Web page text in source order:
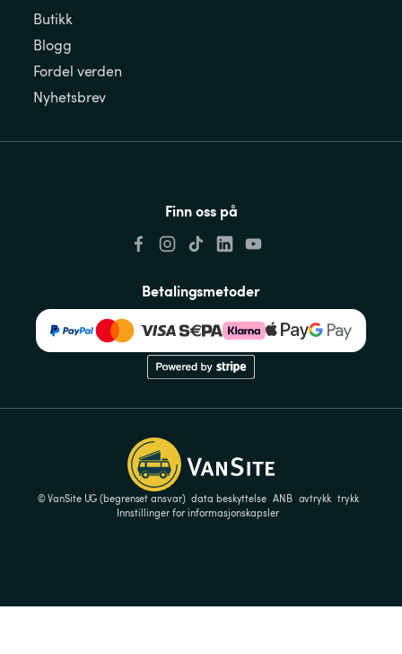
Butikk
Blogg
Fordel verden
Nyhetsbrev
Finn oss på
Betalingsmetoder
© VanSite UG (begrenset ansvar) data beskyttelse ANB avtrykk trykk
Innstillinger for informasjonskapsler